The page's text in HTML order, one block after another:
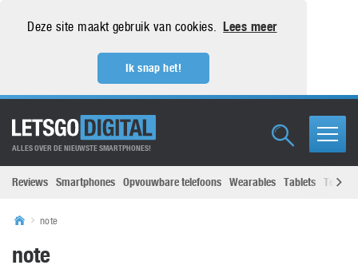
Deze site maakt gebruik van cookies. Lees meer
Ik snap het!
ALLES OVER DE NIEUWSTE SMARTPHONES!
Reviews Smartphones Opvouwbare telefoons Wearables Tablets
note
note